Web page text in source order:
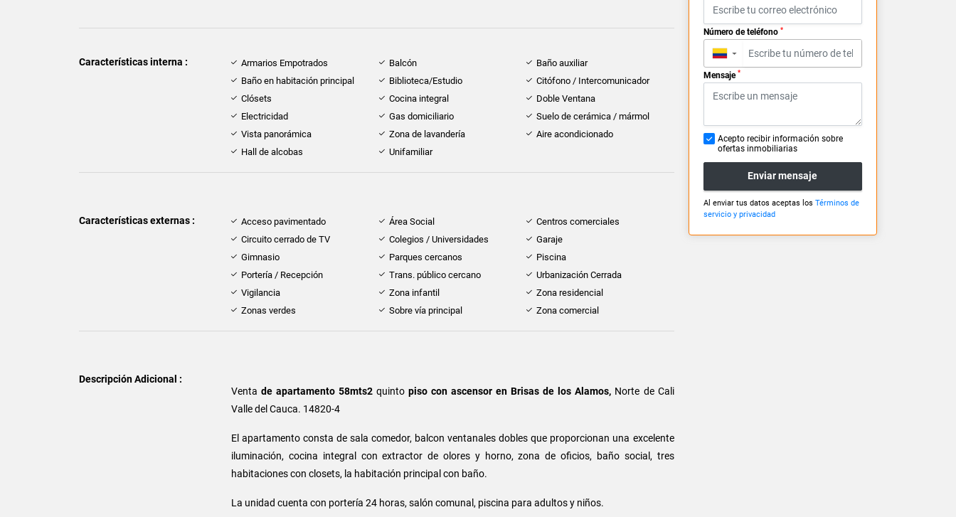
Características interna : Armarios Empotrados Balcón
Baño auxiliar
Baño en habitación principal
Biblioteca/Estudio
Citófono / Intercomunicador
Clósets
Cocina integral
Doble Ventana
Electricidad
Gas domiciliario
Suelo de cerámica / mármol
Vista panorámica
Zona de lavandería
Aire acondicionado
Hall de alcobas
Unifamiliar
Características externas : Acceso pavimentado Área Social
Centros comerciales
Circuito cerrado de TV
Colegios / Universidades
Garaje
Gimnasio
Parques cercanos
Piscina
Portería / Recepción
Trans. público cercano
Urbanización Cerrada
Vigilancia
Zona infantil
Zona residencial
Zonas verdes
Sobre vía principal Zona comercial
Descripción Adicional :
Venta de apartamento 58mts2 quintopiso con ascensor en Brisas de los Alamos, Norte de Cali
Valle del Cauca. 14820-4
El apartamento consta de sala comedor, balcon ventanales dobles que proporcionan una excelente
iluminación, cocina integral con extractor de olores y horno, zona de oficios, baño social, tres
habitaciones con closets, la habitación principal con baño.
La unidad cuenta con portería 24 horas, salón comunal, piscina para adultos y niños.
Número de teléfono *
▼
Mensaje *
Acepto recibir información sobre
ofertas inmobiliarias
Enviar mensaje
Al enviar tus datos aceptas los Términos de
servicio y privacidad